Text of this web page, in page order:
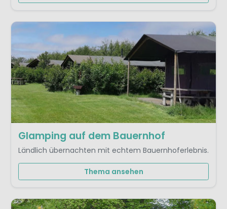
Glamping auf dem Bauernhof
Ländlich übernachten mit echtem Bauernhoferlebnis.
Thema ansehen